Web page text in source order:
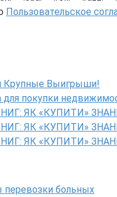
Пользовательское
и Крупные Выигрыши!
для покупки
ЯК «КУПИТИ»
ЯК «КУПИТИ»
ЯК «КУПИТИ»
больных